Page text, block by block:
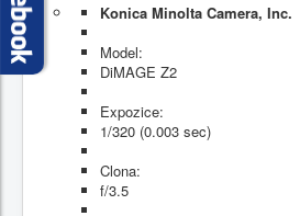
Konica Minolta Camera, Inc.
Model:
DiMAGE Z2
Expozice:
1/320 (0.003 sec)
Clona:
f/3.5